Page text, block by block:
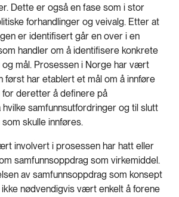
Dette er også en fase som i stor
forhandlinger og veivalg. Etter at
er identifisert går en over i en
handler om å identifisere konkrete
og mål. Prosessen i Norge har vært
først har etablert et mål om å innføre
for deretter å definere på
samfunnsutfordringer og til slutt
skulle innføres.
involvert i prosessen har hatt eller
samfunnsoppdrag som virkemiddel.
av samfunnsoppdrag som konsept
nødvendigvis vært enkelt å forene